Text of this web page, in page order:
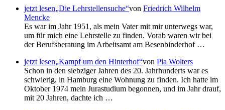
jetzt lesen Die Lehrstellensuche von Friedrich Wilhelm
Mencke
Es war im Jahr 1951, als mein Vater mit mir unterwegs war,
um für mich eine Lehrstelle zu finden. Vorab waren wir bei
der Berufsberatung im Arbeitsamt am Besenbinderhof …
jetzt lesen Kampf um den Hinterhof von Pia Wolters
Schon in den siebziger Jahren des 20. Jahrhunderts war es
schwierig, in Hamburg eine Wohnung zu finden. Ich hatte im
Oktober 1974 mein Jurastudium begonnen, und im Jahr drauf,
mit 20 Jahren, dachte ich …